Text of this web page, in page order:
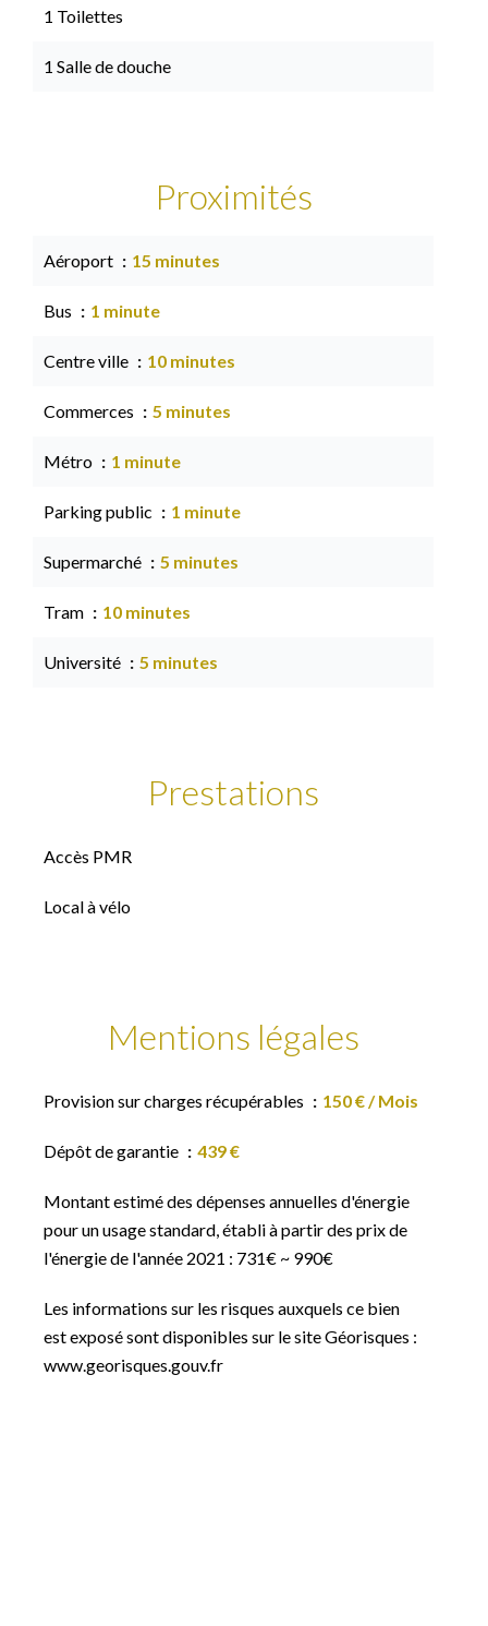
1 Toilettes
1 Salle de douche
Proximités
Aéroport 15 minutes
Bus 1 minute
Centre ville 10 minutes
Commerces 5 minutes
Métro 1 minute
Parking public 1 minute
Supermarché 5 minutes
Tram 10 minutes
Université 5 minutes
Prestations
Accès PMR
Local à vélo
Mentions légales
Provision sur charges récupérables 150 € / Mois
Dépôt de garantie 439 €
Montant estimé des dépenses annuelles d'énergie
pour un usage standard, établi à partir des prix de
l'énergie de l'année 2021 : 731€ ~ 990€
Les informations sur les risques auxquels ce bien
est exposé sont disponibles sur le site Géorisques :
www.georisques.gouv.fr